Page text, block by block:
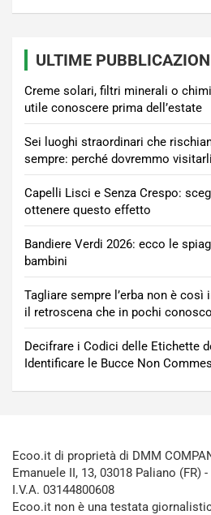
ULTIME
Creme solari, filtri minerali o
utile conoscere prima dell’estate
Sei luoghi straordinari che
sempre: perché dovremmo
Capelli Lisci e Senza Crespo:
ottenere questo effetto
Bandiere Verdi 2026: ecco le
bambini
Tagliare sempre l’erba non è
il retroscena che in pochi
Decifrare i Codici delle Etichette
Identificare le Bucce Non
Ecoo.it di proprietà di DMM
Emanuele II, 13, 03018 Paliano (FR)
I.V.A. 03144800608
Ecoo.it non è una testata